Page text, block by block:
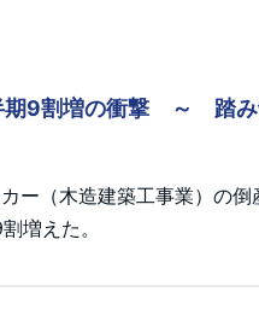
期9割増の衝撃 ～ 踏み
ー（木造建築工事業）の
増えた。